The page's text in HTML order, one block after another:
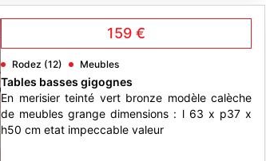
159 €
Rodez (12) Meubles
Tables basses gigognes
En merisier teinté vert bronze modèle calèche
de meubles grange dimensions : l 63 x p37 x
h50 cm etat impeccable valeur